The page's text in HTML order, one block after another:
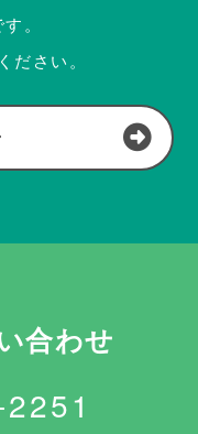
。
ださい。
合わせ